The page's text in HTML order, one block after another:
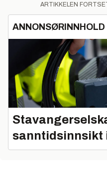
ARTIKKELEN
ANNONSØRINNHOLD
sanntidsinnsikt